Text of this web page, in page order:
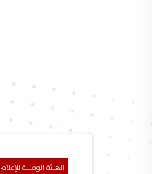
الهيئة الوطنية للإعلام